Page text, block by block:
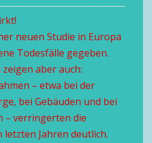
neuen Studie in Europa
Todesfälle gegeben.
aber auch:
– etwa bei der
bei Gebäuden und bei
– verringerten die
Jahren deutlich.